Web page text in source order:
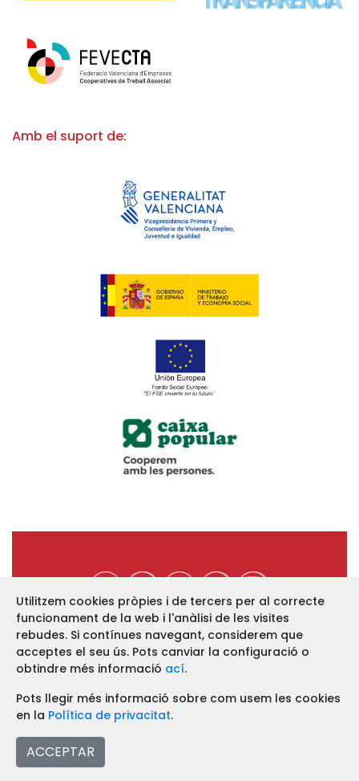
Amb el suport de:
https://www.ucev.coop
C/ Arquebisbe Majoral, 11-B
46002 VALÈNCIA
Telf. 963 52 13 86 Fax. 963 51 12 68
Avís legal
Utilitzem cookies pròpies i de tercers per al correcte
funcionament de la web i l'anàlisi de les visites
rebudes. Si contínues navegant, considerem que
acceptes el seu ús. Pots canviar la configuració o
obtindre més informació ací.
Pots llegir més informació sobre com usem les cookies
en la Política de privacitat.
ACCEPTAR